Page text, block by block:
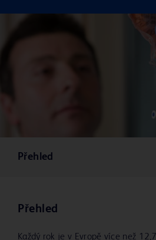
Přehled
Přehled
Každý rok je v Evropě více než 12,7